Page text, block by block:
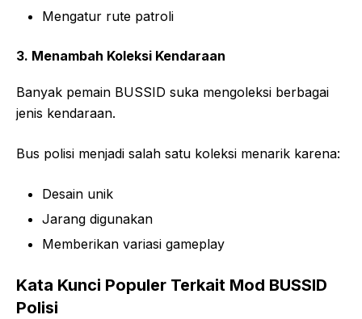
Mengatur rute patroli
3. Menambah Koleksi Kendaraan
Banyak pemain BUSSID suka mengoleksi berbagai
jenis kendaraan.
Bus polisi menjadi salah satu koleksi menarik karena:
Desain unik
Jarang digunakan
Memberikan variasi gameplay
Kata Kunci Populer Terkait Mod BUSSID
Polisi